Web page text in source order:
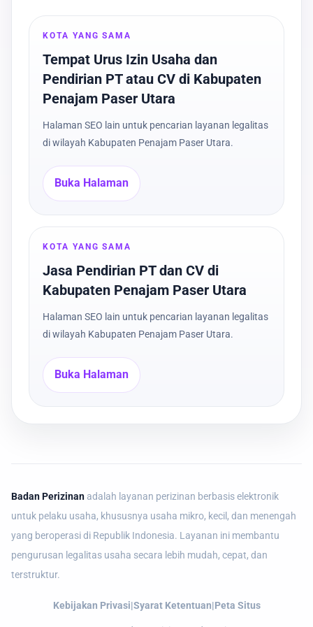
KOTA YANG SAMA
Tempat Urus Izin Usaha dan
Pendirian PT atau CV di Kabupaten
Penajam Paser Utara
Halaman SEO lain untuk pencarian layanan legalitas
di wilayah Kabupaten Penajam Paser Utara.
Buka Halaman
KOTA YANG SAMA
Jasa Pendirian PT dan CV di
Kabupaten Penajam Paser Utara
Halaman SEO lain untuk pencarian layanan legalitas
di wilayah Kabupaten Penajam Paser Utara.
Buka Halaman
Badan Perizinan adalah layanan perizinan berbasis elektronik
untuk pelaku usaha, khususnya usaha mikro, kecil, dan menengah
yang beroperasi di Republik Indonesia. Layanan ini membantu
pengurusan legalitas usaha secara lebih mudah, cepat, dan
terstruktur.
Kebijakan Privasi|Syarat Ketentuan|Peta Situs